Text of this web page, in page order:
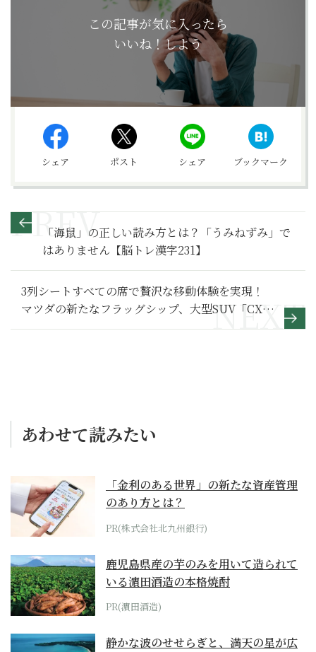
この記事が気に入ったら
いいね！しよう
シェア ポスト シェア ブックマーク
「海鼠」の正しい読み方とは？「うみねずみ」で
はありません【脳トレ漢字231】
3列シートすべての席で贅沢な移動体験を実現！
マツダの新たなフラッグシップ、大型SUV「CX-
80」登場
あわせて読みたい
「金利のある世界」の新たな資産管理
のあり方とは？
PR(株式会社北九州銀行)
鹿児島県産の芋のみを用いて造られて
いる濵田酒造の本格焼酎
PR(濵田酒造)
静かな波のせせらぎと、満天の星が広